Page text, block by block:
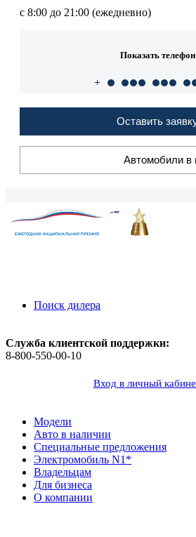
с 8:00 до 21:00 (ежедневно)
Показать телефон
+
Оставить
Автомобили в
Поиск дилера
Служба клиентской поддержки:
8-800-550-00-10
Вход в личный
Модели
Авто в наличии
Специальные предложения
Электромобиль N1*
Владельцам
Для бизнеса
О компании